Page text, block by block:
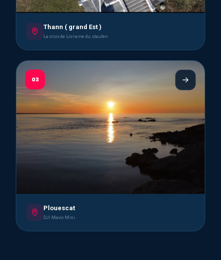
Thann ( grand Est )
La croix de Lorraine du staufen
03
Plouescat
DJI Mavic Mini